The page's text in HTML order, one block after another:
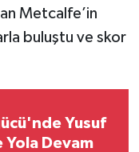
Metcalfe’in
buluştu ve skor
Yusuf
Yola Devam